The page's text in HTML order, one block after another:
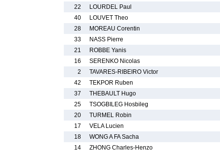
22
LOURDEL Paul
40
LOUVET Theo
28
MOREAU Corentin
33
NASS Pierre
21
ROBBE Yanis
16
SERENKO Nicolas
2
TAVARES-RIBEIRO Victor
42
TEKPOR Ruben
37
THEBAULT Hugo
25
TSOGBILEG Hosbileg
20
TURMEL Robin
17
VELA Lucien
18
WONG A FA Sacha
14
ZHONG Charles-Henzo